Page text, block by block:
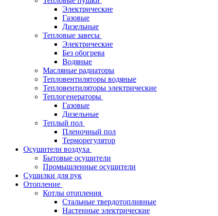
Электрические
Газовые
Дизельные
Тепловые завесы
Электрические
Без обогрева
Водяные
Масляные радиаторы
Тепловентиляторы водяные
Тепловентиляторы электрические
Теплогенераторы
Газовые
Дизельные
Теплый пол
Пленочный пол
Терморегулятор
Осушители воздуха
Бытовые осушители
Промышленные осушители
Сушилки для рук
Отопление
Котлы отопления
Стальные твердотопливные
Настенные электрические